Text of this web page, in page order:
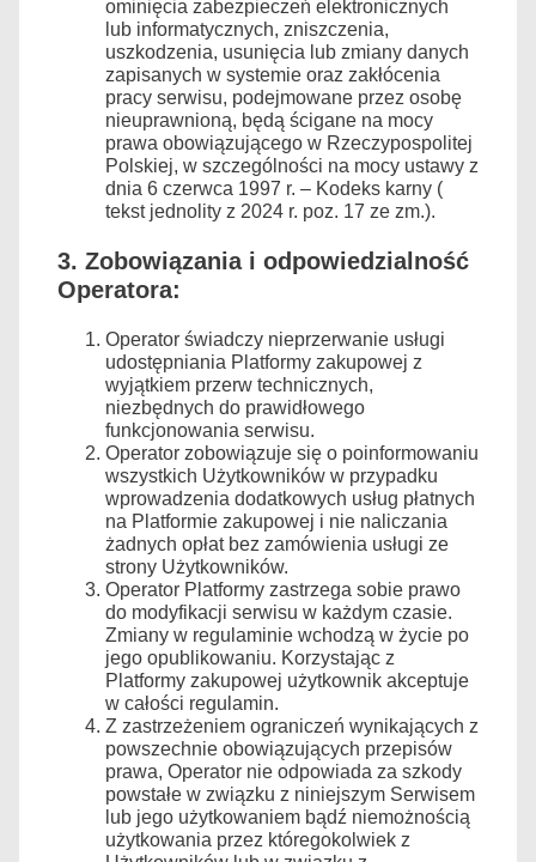
ominięcia zabezpieczeń elektronicznych
lub informatycznych, zniszczenia,
uszkodzenia, usunięcia lub zmiany danych
zapisanych w systemie oraz zakłócenia
pracy serwisu, podejmowane przez osobę
nieuprawnioną, będą ścigane na mocy
prawa obowiązującego w Rzeczypospolitej
Polskiej, w szczególności na mocy ustawy z
dnia 6 czerwca 1997 r. – Kodeks karny (
tekst jednolity z 2024 r. poz. 17 ze zm.).
3. Zobowiązania i odpowiedzialność
Operatora:
Operator świadczy nieprzerwanie usługi
udostępniania Platformy zakupowej z
wyjątkiem przerw technicznych,
niezbędnych do prawidłowego
funkcjonowania serwisu.
Operator zobowiązuje się o poinformowaniu
wszystkich Użytkowników w przypadku
wprowadzenia dodatkowych usług płatnych
na Platformie zakupowej i nie naliczania
żadnych opłat bez zamówienia usługi ze
strony Użytkowników.
Operator Platformy zastrzega sobie prawo
do modyfikacji serwisu w każdym czasie.
Zmiany w regulaminie wchodzą w życie po
jego opublikowaniu. Korzystając z
Platformy zakupowej użytkownik akceptuje
w całości regulamin.
Z zastrzeżeniem ograniczeń wynikających z
powszechnie obowiązujących przepisów
prawa, Operator nie odpowiada za szkody
powstałe w związku z niniejszym Serwisem
lub jego użytkowaniem bądź niemożnością
użytkowania przez któregokolwiek z